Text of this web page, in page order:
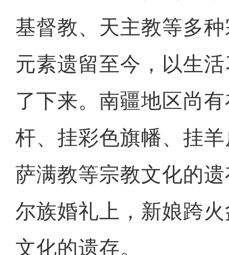
基督教、天主教等多
元素遗留至今，以生
了下来。南疆地区尚
杆、挂彩色旗幡、挂
萨满教等宗教文化的
尔族婚礼上，新娘跨
文化的遗存。